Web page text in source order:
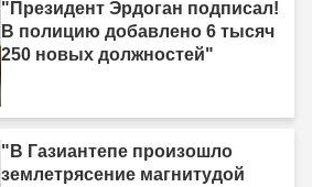
"Президент Эрдоган подписал!
В полицию добавлено 6 тысяч
250 новых должностей"
"В Газиантепе произошло
землетрясение магнитудой